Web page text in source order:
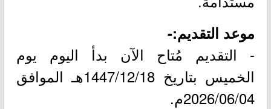
موعد التقديم:-
- التقديم مُتاح الآن بدأ اليوم يوم
الخميس بتاريخ 1447/12/18هـ الموافق
2026/06/04م.